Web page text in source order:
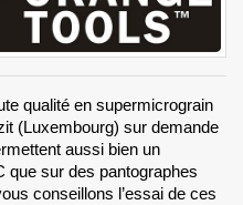
qualité en supermicrograin
(Luxembourg) sur demande
aussi bien un
que sur des pantographes
conseillons l’essai de ces